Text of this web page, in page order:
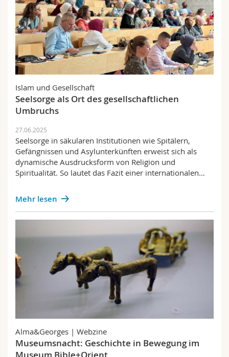
Islam und Gesellschaft
Seelsorge als Ort des gesellschaftlichen
Umbruchs
27.06.2025
Seelsorge in säkularen Institutionen wie Spitälern,
Gefängnissen und Asylunterkünften erweist sich als
dynamische Ausdrucksform von Religion und
Spiritualität. So lautet das Fazit einer internationalen…
Mehr lesen
Alma&Georges | Webzine
Museumsnacht: Geschichte in Bewegung im